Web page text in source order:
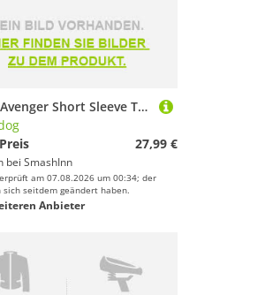
Oxdog Avenger Short Sleeve T-shirt Weiß L Mann
27,99 €
bei SmashInn
am 07.08.2026 um 00:34; der
sich seitdem geändert haben.
Anbieter